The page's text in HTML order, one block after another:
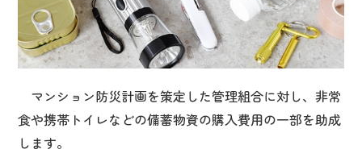
マンション防災計画を策定した管理組合に対し、非常
食や携帯トイレなどの備蓄物資の購入費用の一部を助成
します。